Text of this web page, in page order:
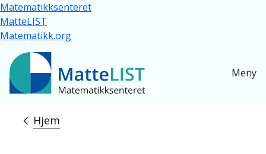
Hopp til hovedinnhold
Matematikksenteret
MatteLIST
Matematikk.org
Meny
Navigasjonssti
Hjem